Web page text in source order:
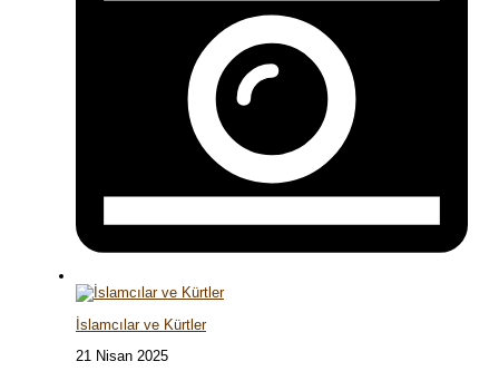
İslamcılar ve Kürtler
21 Nisan 2025